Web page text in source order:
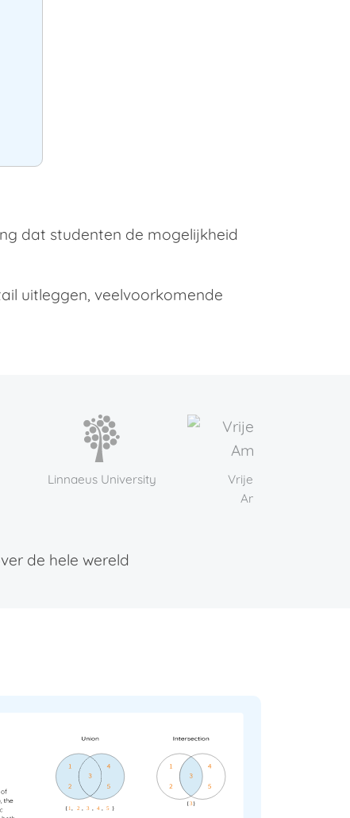
dat studenten de mogelijkheid
uitleggen, veelvoorkomende
University
Vrije Universiteit
Amsterdam
de hele wereld
{ 1, 2 , 3 , 4 , 5 }
{3}